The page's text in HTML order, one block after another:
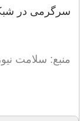
سرگرمی در
منبع: سلامت